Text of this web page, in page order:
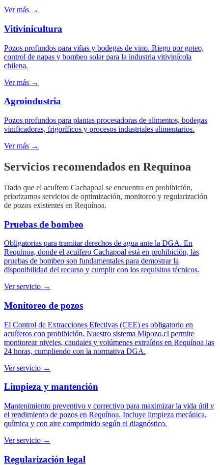
Ver más →
Vitivinicultura
Pozos profundos para viñas y bodegas de vino. Riego por goteo,
control de napas y bombeo solar para la industria vitivinícola
chilena.
Ver más →
Agroindustria
Pozos profundos para plantas procesadoras de alimentos, bodegas
vinificadoras, frigoríficos y procesos industriales alimentarios.
Ver más →
Servicios recomendados en Requínoa
Dado que el acuífero Cachapoal se encuentra en prohibición,
priorizamos servicios de optimización, monitoreo y regularización
de pozos existentes en Requínoa.
Pruebas de bombeo
Obligatorias para tramitar derechos de agua ante la DGA. En
Requínoa, donde el acuífero Cachapoal está en prohibición, las
pruebas de bombeo son fundamentales para demostrar la
disponibilidad del recurso y cumplir con los requisitos técnicos.
Ver servicio →
Monitoreo de pozos
El Control de Extracciones Efectivas (CEE) es obligatorio en
acuíferos con prohibición. Nuestro sistema Mipozo.cl permite
monitorear niveles, caudales y volúmenes extraídos en Requínoa las
24 horas, cumpliendo con la normativa DGA.
Ver servicio →
Limpieza y mantención
Mantenimiento preventivo y correctivo para maximizar la vida útil y
el rendimiento de pozos en Requínoa. Incluye limpieza mecánica,
química y con aire comprimido según el diagnóstico.
Ver servicio →
Regularización legal